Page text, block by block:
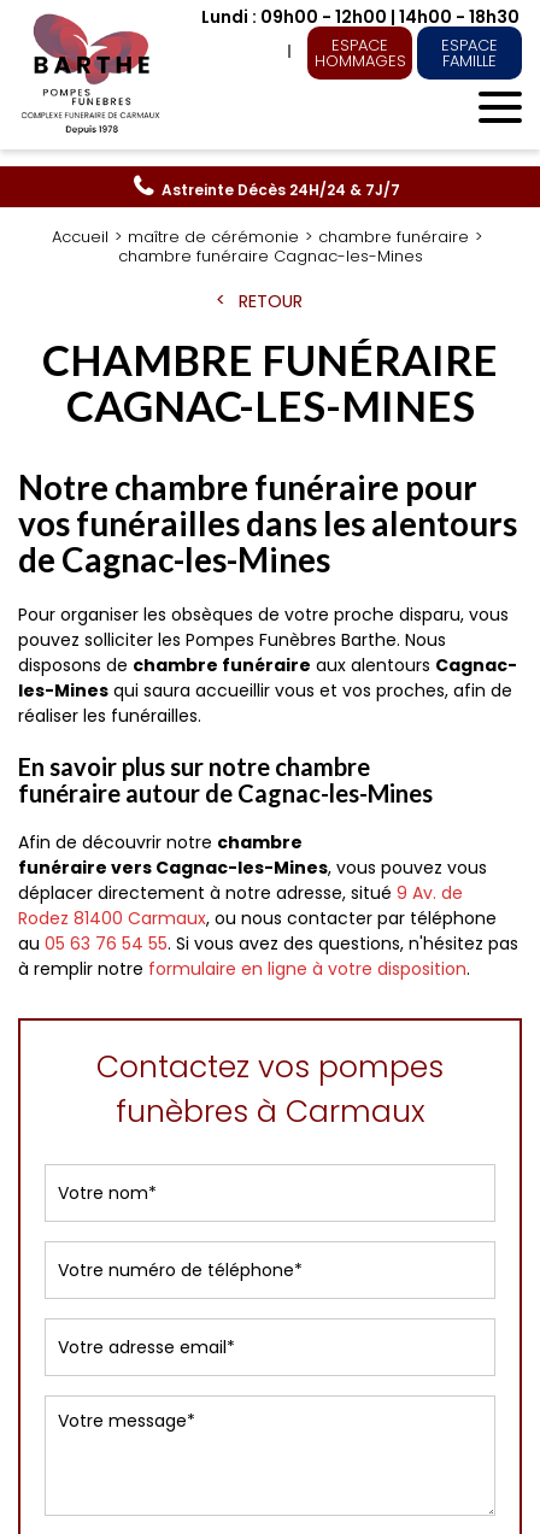
Lundi : 09h00 - 12h00 | 14h00 - 18h30
Astreinte Décès 24H/24 & 7J/7
ESPACE
HOMMAGES
ESPACE
FAMILLE
Accueil maître de cérémonie
chambre funéraire
chambre funéraire Cagnac-les-Mines
RETOUR
CHAMBRE FUNÉRAIRE
CAGNAC-LES-MINES
Notre chambre funéraire pour
vos funérailles dans les alentours
de Cagnac-les-Mines
Pour organiser les obsèques de votre proche disparu, vous
pouvez solliciter les Pompes Funèbres Barthe. Nous
disposons de chambre funéraire aux alentours Cagnac-
les-Mines qui saura accueillir vous et vos proches, afin de
réaliser les funérailles.
En savoir plus sur notre chambre
funéraire autour de Cagnac-les-Mines
Afin de découvrir notre chambre
funéraire vers Cagnac-les-Mines, vous pouvez vous
déplacer directement à notre adresse, situé 9 Av. de
Rodez 81400 Carmaux, ou nous contacter par téléphone
au 05 63 76 54 55. Si vous avez des questions, n'hésitez pas
à remplir notre formulaire en ligne à votre disposition.
Contactez vos pompes
funèbres à Carmaux